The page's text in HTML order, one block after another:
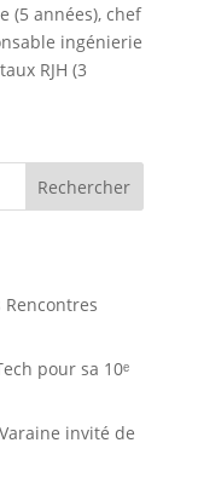
(5 années), chef
ingénierie
RJH (3
Rechercher
pour sa 10ᵉ
invité de